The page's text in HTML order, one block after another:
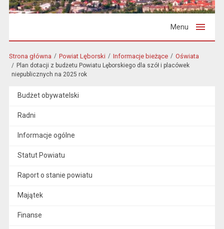
Menu
Strona główna Powiat Lęborski Informacje bieżące Oświata
Plan dotacji z budżetu Powiatu Lęborskiego dla szół i placówek
niepublicznych na 2025 rok
Budżet obywatelski
Radni
Informacje ogólne
Statut Powiatu
Raport o stanie powiatu
Majątek
Finanse